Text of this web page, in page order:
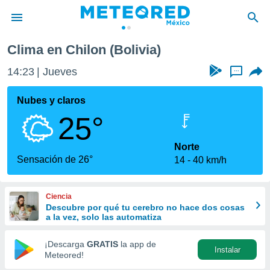
de
ha sido
calidad.
a este
las
y
forma
digital
basada
Clima en Chilon (Bolivia)
14:23 Jueves ...
Nubes y claros
25°
Sensación de 26°
Norte
14
40 km/h
Ciencia
Descubre por qué tu cerebro no hace dos cosas
a la vez, solo las automatiza
¡Descarga GRATIS la app de
Meteored!
Instalar